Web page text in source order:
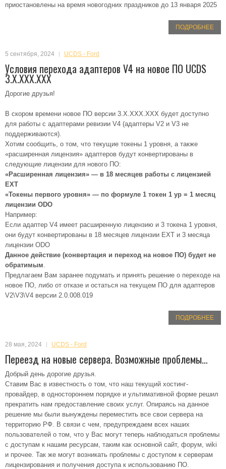
приостановлены на время новогодних праздников до 13 января 2025
ПОДРОБНЕЕ
5 сентября, 2024 UCDS - Ford
Условия перехода адаптеров V4 на новое ПО UCDS
3.X.XXX.XXX
Дорогие друзья!
В скором времени новое ПО версии 3.X.XXX.XXX будет доступно
для работы с адаптерами ревизии V4 (адаптеры V2 и V3 не
поддерживаются).
Хотим сообщить, о том, что текущие токены 1 уровня, а также
«расширенная лицензия» адаптеров будут конвертированы в
следующие лицензии для нового ПО:
«Расширенная лицензия» — в 18 месяцев работы с лицензией
EXT
«Токены первого уровня» — по формуле 1 токен 1 ур = 1 месяц
лицензии ODO
Например:
Если адаптер V4 имеет расширенную лицензию и 3 токена 1 уровня,
они будут конвертированы в 18 месяцев лицензии EXT и 3 месяца
лицензии ODO
Данное действие (конвертация и переход на новое ПО) будет не
обратимым.
Предлагаем Вам заранее подумать и принять решение о переходе на
новое ПО, либо от отказе и остаться на текущем ПО для адаптеров
V2\V3\V4 версии 2.0.008.019
ПОДРОБНЕЕ
28 мая, 2024 UCDS - Ford
Переезд на новые сервера. Возможные проблемы…
Добрый день дорогие друзья.
Ставим Вас в известность о том, что наш текущий хостинг-
провайдер, в одностороннем порядке и ультимативной форме решил
прекратить нам предоставление своих услуг. Опираясь на данное
решение мы были вынуждены переместить все свои сервера на
территорию РФ. В связи с чем, предупреждаем всех наших
пользователей о том, что у Вас могут теперь наблюдаться проблемы
с доступам к нашим ресурсам, таким как основной сайт, форум, wiki
и прочее. Так же могут возникать проблемы с доступом к серверам
лицензирования и получения доступа к использованию ПО.